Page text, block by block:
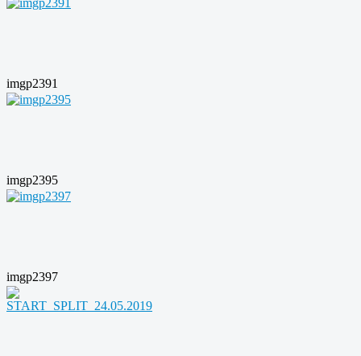
imgp2391
imgp2395
imgp2397